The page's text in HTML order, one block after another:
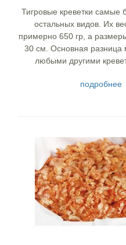
Тигровые креветки самые
остальных видов. Их
примерно 650 гр, а
30 см. Основная разница
любыми другими
подробнее